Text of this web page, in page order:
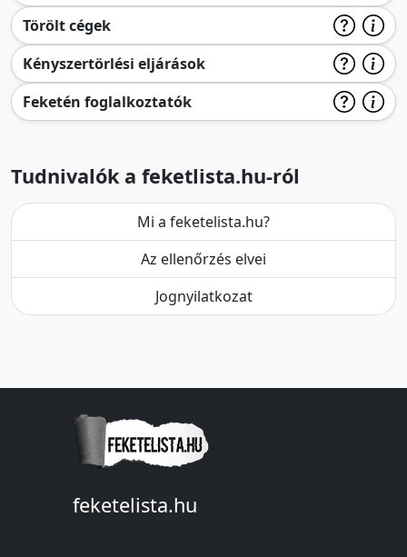
Törölt cégek
Kényszertörlési eljárások
Feketén foglalkoztatók
Tudnivalók a feketlista.hu-ról
Mi a feketelista.hu?
Az ellenőrzés elvei
Jognyilatkozat
feketelista.hu